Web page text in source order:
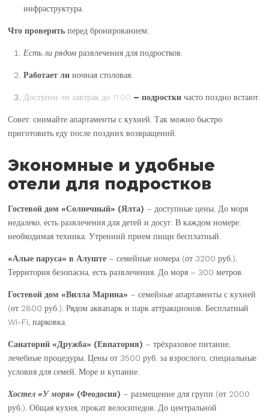
инфраструктура.
Что проверить перед бронированием:
Есть ли рядом развлечения для подростков.
Работает ли ночная столовая.
Доступен ли завтрак до 11:00 – подростки часто поздно встают.
Совет: снимайте апартаменты с кухней. Так можно быстро
приготовить еду после поздних возвращений.
Экономные и удобные
отели для подростков
Гостевой дом «Солнечный» (Ялта) – доступные цены. До моря
недалеко, есть развлечения для детей и досуг. В каждом номере:
необходимая техника. Утренний прием пищи бесплатный.
«Алые паруса» в Алуште – семейные номера (от 3200 руб.).
Территория безопасна, есть развлечения. До моря – 300 метров.
Гостевой дом «Вилла Марина» – семейные апартаменты с кухней
(от 2800 руб.). Рядом аквапарк и парк аттракционов. Бесплатный
Wi-Fi, парковка.
Санаторий «Дружба» (Евпатория) – трёхразовое питание,
лечебные процедуры. Цены от 3500 руб. за взрослого, специальные
условия для семей. Море и купание.
Хостел «У моря» (Феодосия) – размещение для групп (от 2000
руб.). Общая кухня, прокат велосипедов. До центральной